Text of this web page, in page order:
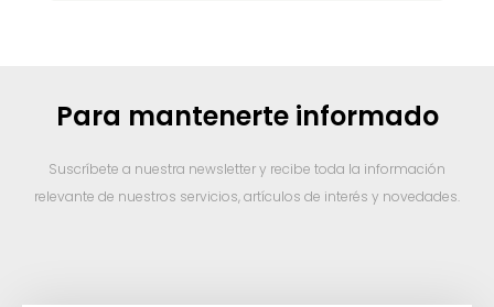
Para mantenerte informado
Suscríbete a nuestra newsletter y recibe toda la información
relevante de nuestros servicios, artículos de interés y novedades.